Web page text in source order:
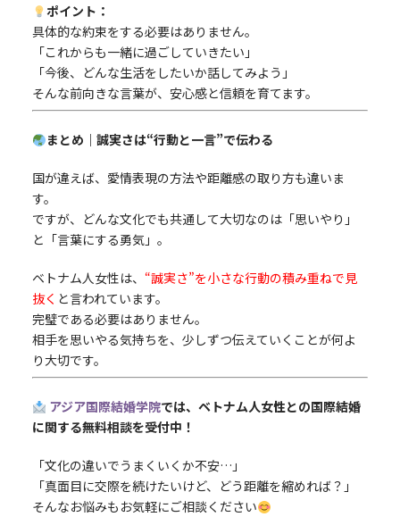
ポイント：
具体的な約束をする必要はありません。
「これからも一緒に過ごしていきたい」
「今後、どんな生活をしたいか話してみよう」
そんな前向きな言葉が、安心感と信頼を育てます。
まとめ｜誠実さは“行動と一言”で伝わる
国が違えば、愛情表現の方法や距離感の取り方も違いま
す。
ですが、どんな文化でも共通して大切なのは「思いやり」
と「言葉にする勇気」。
ベトナム人女性は、 “誠実さ”を小さな行動の積み重ねで見
抜く と言われています。
完璧である必要はありません。
相手を思いやる気持ちを、少しずつ伝えていくことが何よ
り大切です。
アジア国際結婚学院では、ベトナム人女性との国際結婚
に関する無料相談を受付中！
「文化の違いでうまくいくか不安…」
「真面目に交際を続けたいけど、どう距離を縮めれば？」
そんなお悩みもお気軽にご相談ください